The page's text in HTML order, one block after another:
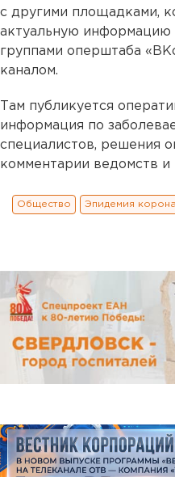
с другими площадками,
актуальную информацию
группами оперштаба
каналом.
Там публикуется
информация по
специалистов, решения
комментарии ведомств
Общество Эпидемия